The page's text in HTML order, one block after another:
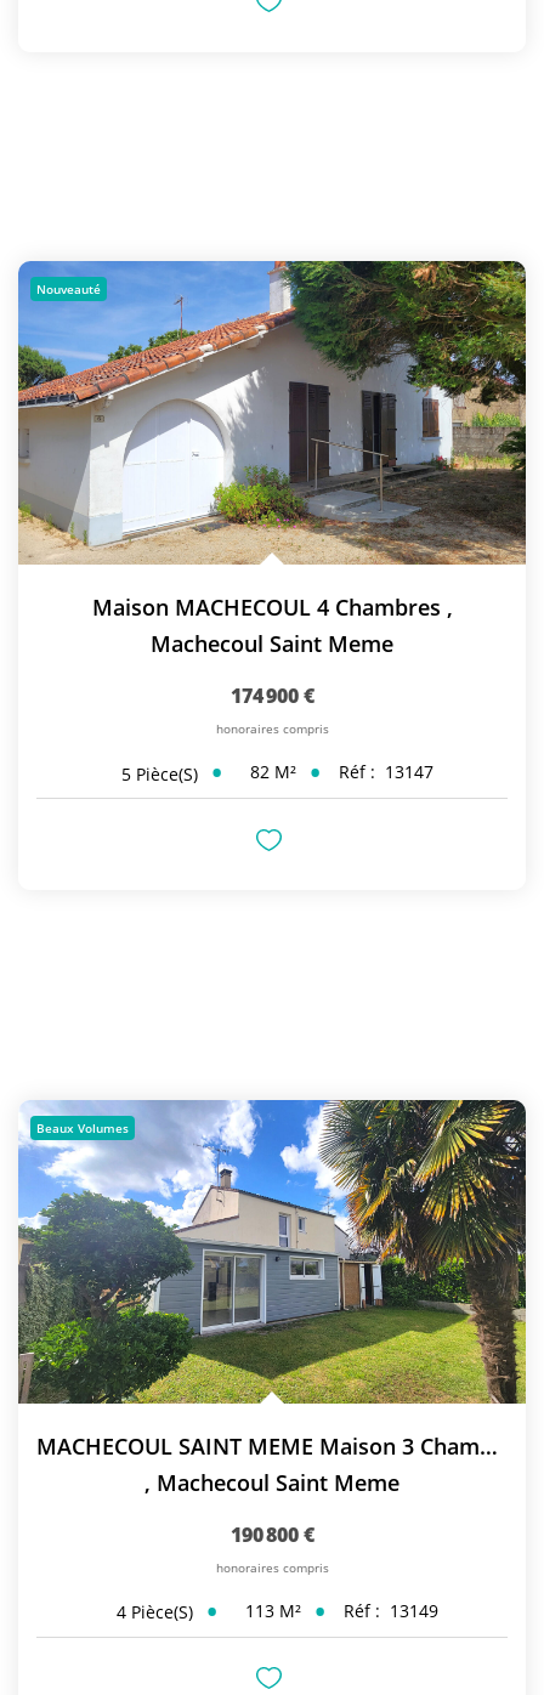
Nouveauté
Maison MACHECOUL 4 Chambres ,
Machecoul Saint Meme
174 900 €
honoraires compris
5 Pièce(s) 82 M² Réf : 13147
Beaux Volumes
MACHECOUL SAINT MEME Maison 3 Chambres
, Machecoul Saint Meme
190 800 €
honoraires compris
4 Pièce(s) 113 M² Réf : 13149